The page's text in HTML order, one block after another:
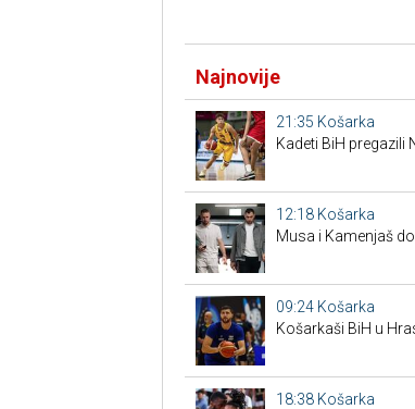
Najnovije
21:35 Košarka
Kadeti BiH pregazili
12:18 Košarka
Musa i Kamenjaš
09:24 Košarka
Košarkaši BiH u
18:38 Košarka